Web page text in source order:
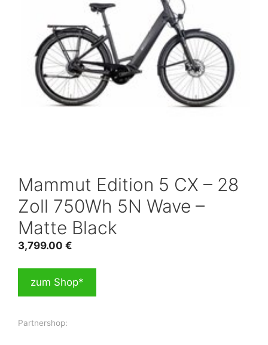
Mammut Edition 5 CX – 28
Zoll 750Wh 5N Wave –
Matte Black
3,799.00 €
zum Shop*
Partnershop: